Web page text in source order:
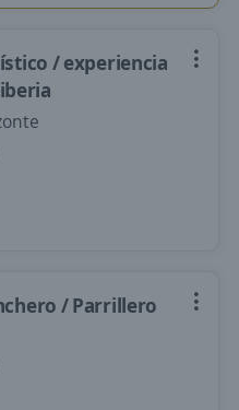
/ experiencia
/ Parrillero